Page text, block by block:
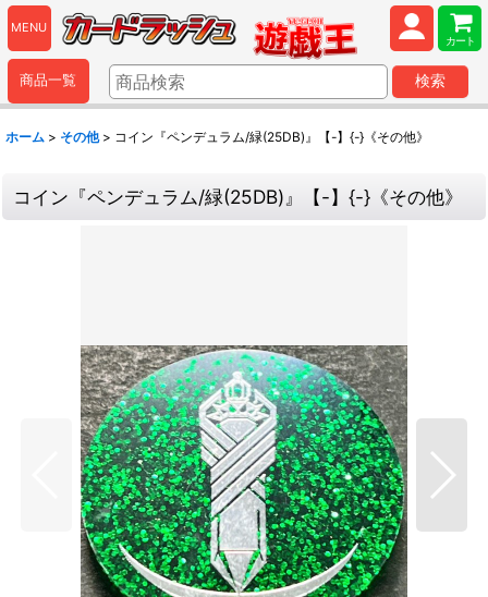
MENU
カート
商品一覧 検索
ホーム > その他 > コイン『ペンデュラム/緑(25DB)』【-】{-}《その他》
コイン『ペンデュラム/緑(25DB)』【-】{-}《その他》